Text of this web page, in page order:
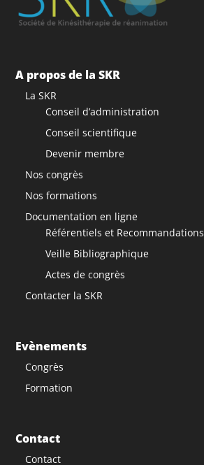
A propos de la SKR
La SKR
Conseil d’administration
Conseil scientifique
Devenir membre
Nos congrès
Nos formations
Documentation en ligne
Référentiels et Recommandations
Veille Bibliographique
Actes de congrès
Contacter la SKR
Evènements
Congrès
Formation
Contact
Contact